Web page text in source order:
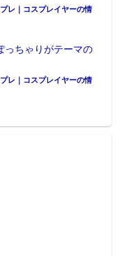
レ｜コスプレイヤーの情
っちゃりがテーマの
レ｜コスプレイヤーの情